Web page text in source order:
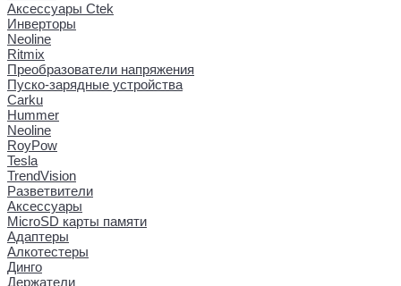
Аксессуары Ctek
Инверторы
Neoline
Ritmix
Преобразователи напряжения
Пуско-зарядные устройства
Carku
Hummer
Neoline
RoyPow
Tesla
TrendVision
Разветвители
Аксессуары
MicroSD карты памяти
Адаптеры
Алкотестеры
Динго
Держатели